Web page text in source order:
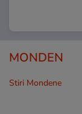
MONDEN
Stiri Mondene